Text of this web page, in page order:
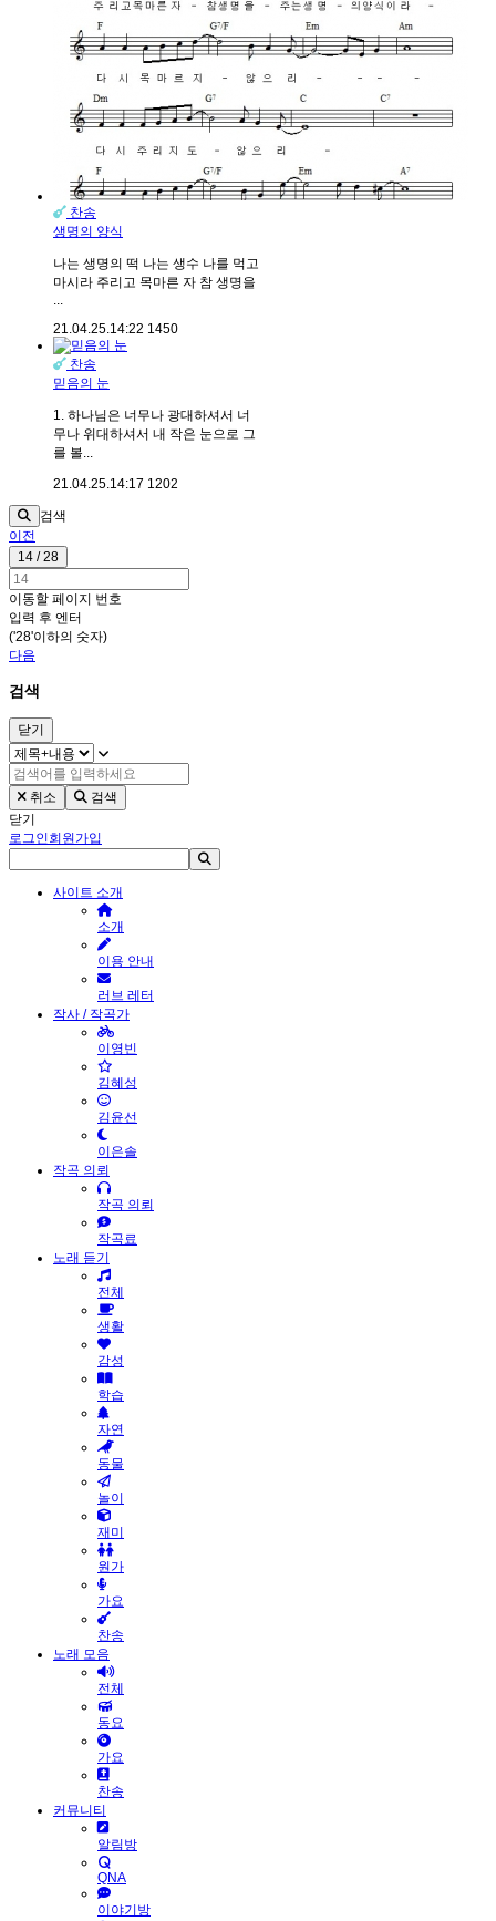
찬송
생명의 양식
나는 생명의 떡 나는 생수 나를 먹고
마시라 주리고 목마른 자 참 생명을
21.04.25. 14:22 1450
찬송
믿음의 눈
1. 하나님은 너무나 광대하셔서 너
무나 위대하셔서 내 작은 눈으로 그
를 볼...
21.04.25. 14:17 1202
검색
이전
14 / 28
이동할 페이지 번호
입력 후 엔터
('28'이하의 숫자)
다음
검색
닫기
취소
검색
닫기
로그인회원가입
사이트 소개
소개
이용 안내
러브 레터
작사 / 작곡가
이영빈
김혜성
김윤선
이은솔
작곡 의뢰
작곡 의뢰
작곡료
노래 듣기
전체
생활
감성
학습
자연
동물
놀이
재미
원가
가요
찬송
노래 모음
전체
동요
가요
찬송
커뮤니티
알림방
QNA
이야기방